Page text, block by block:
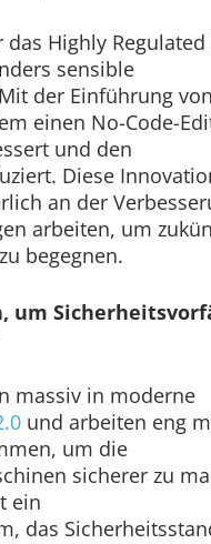
Highly
sensible
der Einführung
einen No-Code-
und den
Diese
an der
arbeiten, um
begegnen.
um
massiv in moderne
und arbeiten eng
um die
sicherer zu
ein
das